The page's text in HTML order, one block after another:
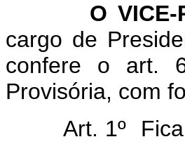
O VICE-
cargo de
confere o art.
Provisória, com
Art. 1º Fica